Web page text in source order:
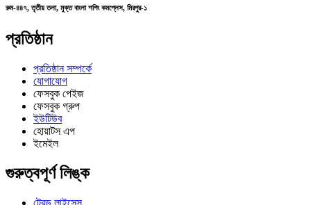
রুম-৪৪৭, তৃতীয় তলা, মুক্ত বাংলা শপিং কমপ্লেস, মিরপুর-১
প্রতিষ্ঠান
প্রতিষ্ঠান সম্পর্কে
যোগাযোগ
ফেসবুক পেইজ
ফেসবুক গ্রুপ
ইউটিউব
হোয়াটস এপ
ইমেইল
গুরুত্বপূর্ণ লিঙ্ক
ট্রেড লাইসেন্স